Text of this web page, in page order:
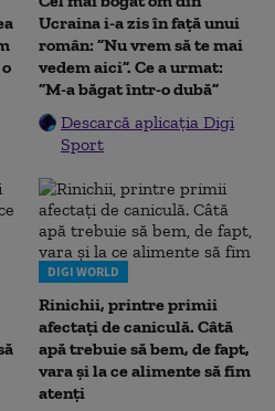
Ucraina i-a zis în față unui
român: ”Nu vrem să te mai
vedem aici”. Ce a urmat:
”M-a băgat într-o dubă”
Descarcă aplicația Digi
Sport
DIGI WORLD
Rinichii, printre primii
afectați de caniculă. Câtă
apă trebuie să bem, de fapt,
vara și la ce alimente să fim
atenți